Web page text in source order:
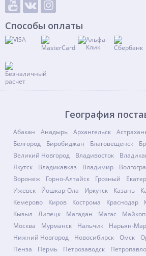
Способы оплаты
География
Абакан Анадырь Архангельск
Белгород
Биробиджан Благовещенск
Великий Новгород
Владивосток
Якутск
Владикавказ Владимир
Воронеж
Горно-Алтайск Грозный
Ижевск
Йошкар-Ола Иркутск Казань
Кемерово
Киров Кострома Краснодар
Кызыл
Липецк Магадан Магас Майкоп
Москва
Мурманск Нальчик
Нарьян-Мар
Нижний Новгород
Новосибирск Омск
Пенза
Пермь Петрозаводск